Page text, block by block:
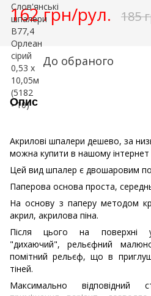
162 грн/рул. 185
До обраного
Опис
Акрилові шпалери дешево, за
можна купити в нашому інтернет
Цей вид шпалер є двошаровим
Паперова основа проста,
На основу з паперу методом
акрил, акрилова піна.
Після цього на поверхні
"дихаючий", рельєфний
помітний рельєф, що в
тіней.
Максимально відповідний